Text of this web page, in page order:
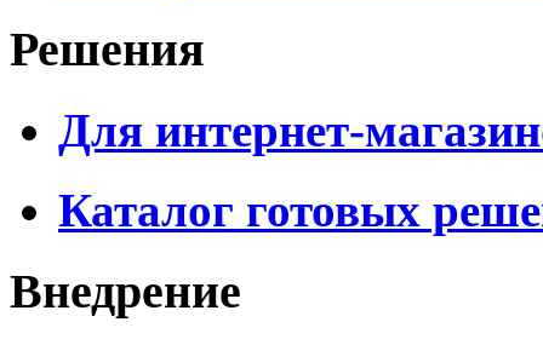
Решения
Для интернет-
Каталог готовых
Внедрение